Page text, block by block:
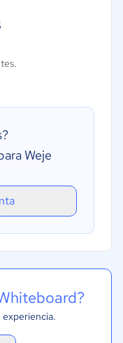
Weje
experiencia.